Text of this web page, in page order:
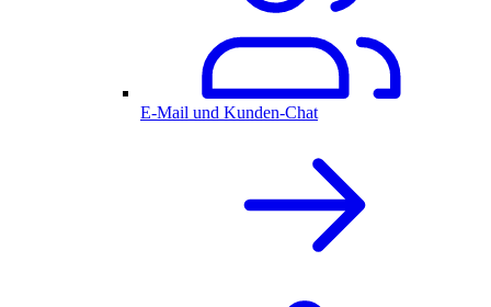
E-Mail und Kunden-Chat